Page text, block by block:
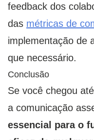
feedback dos
das métricas de
implementação de
que necessário.
Conclusão
Se você chegou
a comunicação
essencial para o